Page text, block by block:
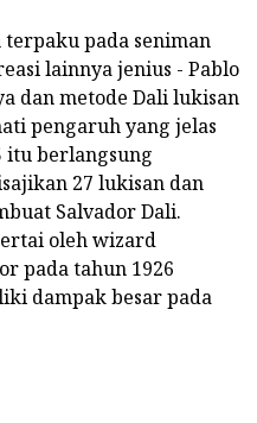
pada seniman
lainnya jenius - Pablo
dan metode Dali lukisan
pengaruh yang jelas
itu berlangsung
27 lukisan dan
Salvador Dali.
oleh wizard
pada tahun 1926
dampak besar pada